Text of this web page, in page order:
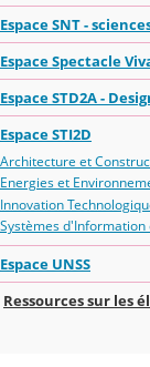
Espace SNT -
Espace Spectacle
Espace STD2A -
Espace STI2D
Architecture et
Energies et
Innovation
Systèmes
Espace UNSS
Ressources sur les